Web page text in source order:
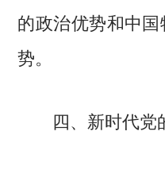
的政治优势和中
势。
四、新时代党